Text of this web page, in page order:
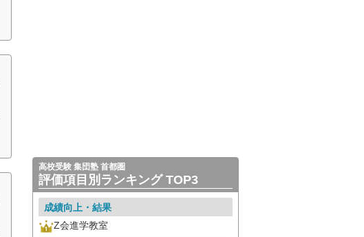
高校受験 集団塾 首都圏
評価項目別ランキング TOP3
成績向上・結果
Z会進学教室